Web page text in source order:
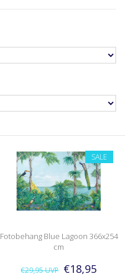
SALE
Fotobehang Blue Lagoon 366x254
cm
€29,95UVP €18,95